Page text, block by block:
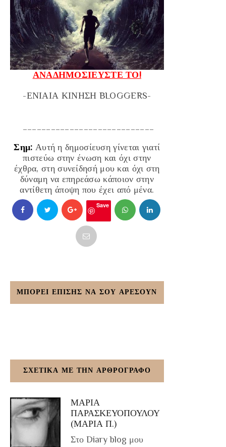
ΑΝΑΔΗΜΟΣΙΕΥΣΤΕ ΤΟ!
-ΕΝΙΑΙΑ ΚΙΝΗΣΗ BLOGGERS-
Σημ: Αυτή η δημοσίευση γίνεται γιατί
πιστεύω στην ένωση και όχι στην
έχθρα, στη συνείδησή μου και όχι στη
δύναμη να επηρεάσω κάποιον στην
αντίθετη άποψη που έχει από μένα.
Save
ΜΠΟΡΕΙ ΕΠΙΣΗΣ ΝΑ ΣΟΥ ΑΡΕΣΟΥΝ
ΣΧΕΤΙΚΑ ΜΕ ΤΗΝ ΑΡΘΡΟΓΡΑΦΟ
ΜΑΡΙΑ
ΠΑΡΑΣΚΕΥΟΠΟΥΛΟΥ
(ΜΑΡΙΑ Π.)
Στο Diary blog μου